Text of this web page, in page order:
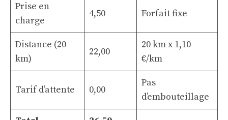
Prise en
charge
4,50 Forfait fixe
Distance (20
km)
22,00
20 km x 1,10
€/km
Tarif d’attente 0,00
Pas
d’embouteillage